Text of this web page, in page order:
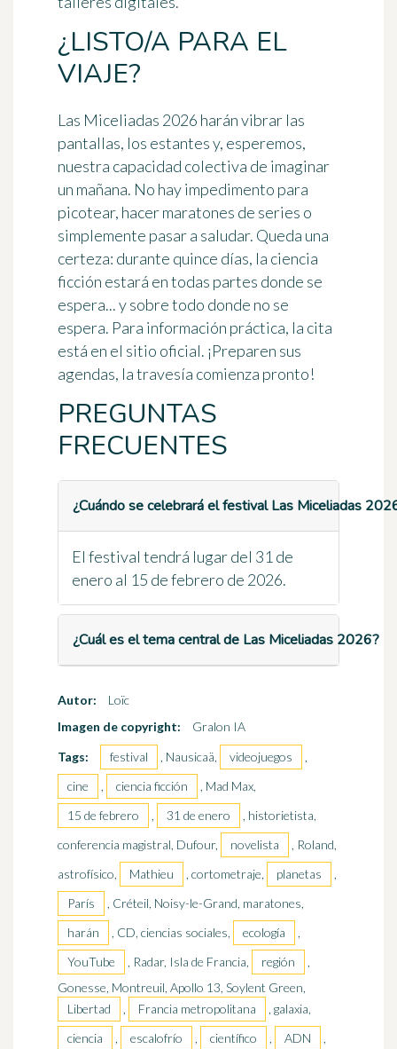
¿LISTO/A PARA EL
VIAJE?
Las Miceliadas 2026 harán vibrar las
pantallas, los estantes y, esperemos,
nuestra capacidad colectiva de imaginar
un mañana. No hay impedimento para
picotear, hacer maratones de series o
simplemente pasar a saludar. Queda una
certeza: durante quince días, la ciencia
ficción estará en todas partes donde se
espera... y sobre todo donde no se
espera. Para información práctica, la cita
está en el sitio oficial. ¡Preparen sus
agendas, la travesía comienza pronto!
PREGUNTAS
FRECUENTES
¿Cuándo se celebrará el festival Las Miceliadas
El festival tendrá lugar del 31 de
enero al 15 de febrero de 2026.
¿Cuál es el tema central de Las Miceliadas 2026?
Autor:
Loïc
Imagen de copyright:
Gralon IA
Tags:
festival , Nausicaä, videojuegos
,
cine
, ciencia ficción
, Mad Max,
15 de febrero
, 31 de enero
, historietista,
conferencia magistral, Dufour,
novelista
, Roland,
astrofísico,
Mathieu , cortometraje, planetas
,
París
, Créteil, Noisy-le-Grand, maratones,
harán
, CD, ciencias sociales, ecología
,
YouTube
, Radar, Isla de Francia, región
,
Gonesse, Montreuil, Apollo 13, Soylent Green,
Libertad
, Francia metropolitana
, galaxia,
ciencia
, escalofrío , científico , ADN
,